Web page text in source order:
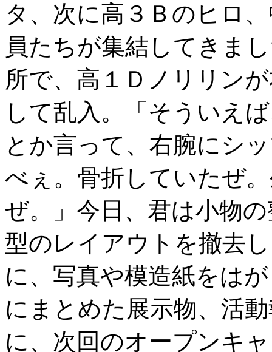
タ、次に高３Ｂのヒロ
員たちが集結してきま
所で、高１Ｄノリリン
して乱入。「そういえ
とか言って、右腕にシ
べぇ。骨折していたぜ
ぜ。」今日、君は小物
型のレイアウトを撤去
に、写真や模造紙をは
にまとめた展示物、活
に、次回のオープンキ